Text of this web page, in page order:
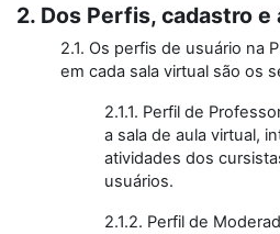
2. Dos Perfis, cadastro
2.1. Os perfis de usuário na
em cada sala virtual são os
2.1.1. Perfil de
a sala de aula virtual,
atividades dos
usuários.
2.1.2. Perfil de